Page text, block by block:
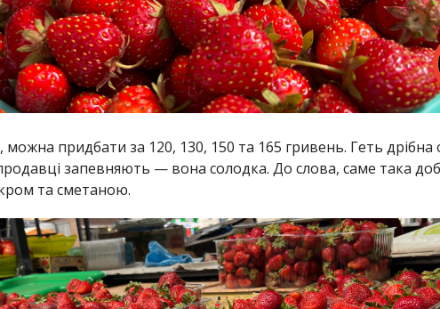
придбати за 120, 130, 150 та 165 гривень. Геть дрібна
запевняють — вона солодка. До слова, саме така
та сметаною.